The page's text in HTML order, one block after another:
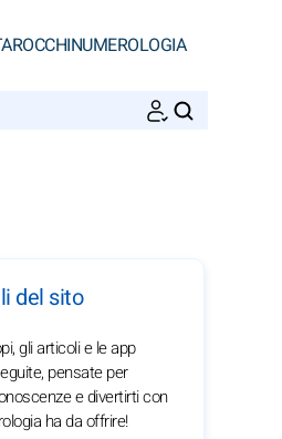
NUMEROLOGIA
del sito
gli articoli e le app
pensate per
e divertirti con
ha da offrire!